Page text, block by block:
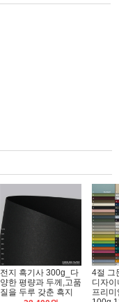
전지 흑기사 300g_다
양한 평량과 두께,고품
질을 두루 갖춘 흑지
4절 그
디자
프리